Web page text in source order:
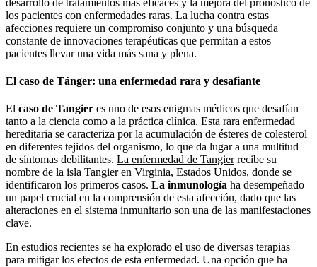
desarrollo de tratamientos más eficaces y la mejora del pronóstico de
los pacientes con enfermedades raras. La lucha contra estas
afecciones requiere un compromiso conjunto y una búsqueda
constante de innovaciones terapéuticas que permitan a estos
pacientes llevar una vida más sana y plena.
El caso de Tánger: una enfermedad rara y desafiante
El caso de Tangier es uno de esos enigmas médicos que desafían
tanto a la ciencia como a la práctica clínica. Esta rara enfermedad
hereditaria se caracteriza por la acumulación de ésteres de colesterol
en diferentes tejidos del organismo, lo que da lugar a una multitud
de síntomas debilitantes. La enfermedad de Tangierrecibe su
nombre de la isla Tangier en Virginia, Estados Unidos, donde se
identificaron los primeros casos. La inmunología ha desempeñado
un papel crucial en la comprensión de esta afección, dado que las
alteraciones en el sistema inmunitario son una de las manifestaciones
clave.
En estudios recientes se ha explorado el uso de diversas terapias
para mitigar los efectos de esta enfermedad. Una opción que ha